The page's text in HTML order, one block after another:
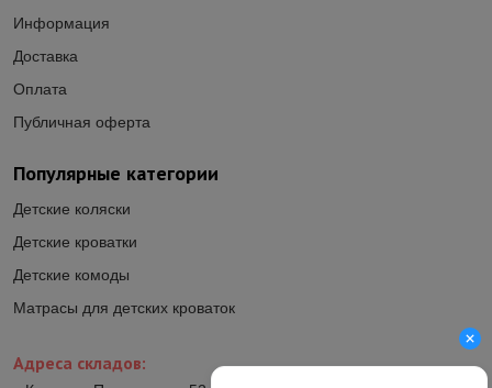
Популярные категории
Детские коляски
Детские кроватки
Детские комоды
Матрасы для детских кроваток
Информация
Доставка
Оплата
Публичная оферта
Адреса складов: